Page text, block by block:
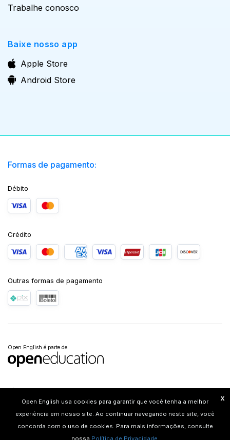
Trabalhe conosco
Baixe nosso app
Apple Store
Android Store
Formas de pagamento:
Débito
Crédito
Outras formas de pagamento
Open English é parte de
Política de Privacidade Termos de Serviço Mapa do Site Copyright © 2025 Open
Education LLC. Todos os direitos reservados. Os nomes e logotipos Open English e Open
English Junior são marcas registradas.
do Google se aplicam.
Open English usa cookies para garantir que você tenha a melhor
experiência em nosso site. Ao continuar navegando neste site, você
concorda com o uso de cookies. Para mais informações, consulte
nossa Política de Privacidade
X